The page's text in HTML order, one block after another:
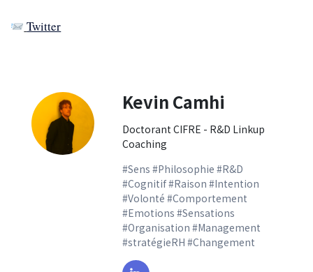
Twitter
Kevin Camhi
Doctorant CIFRE - R&D Linkup
Coaching
#Sens #Philosophie #R&D
#Cognitif #Raison #Intention
#Volonté #Comportement
#Emotions #Sensations
#Organisation #Management
#stratégieRH #Changement